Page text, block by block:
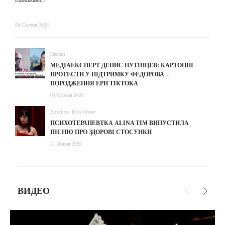
04 Серпня 2026
Заходи
МЕДІАЕКСПЕРТ ДЕНИС ПУТІНЦЕВ: КАРТОННІ
ПРОТЕСТИ У ПІДТРИМКУ ФЕДОРОВА –
ПОРОДЖЕННЯ ЕРИ ТІКТОКА
03 Серпня 2026
Дозвілля Шоу-бізнес
ПСИХОТЕРАПЕВТКА ALINA TIM ВИПУСТИЛА
ПІСНЮ ПРО ЗДОРОВІ СТОСУНКИ
31 Липня 2026
ВИДЕО